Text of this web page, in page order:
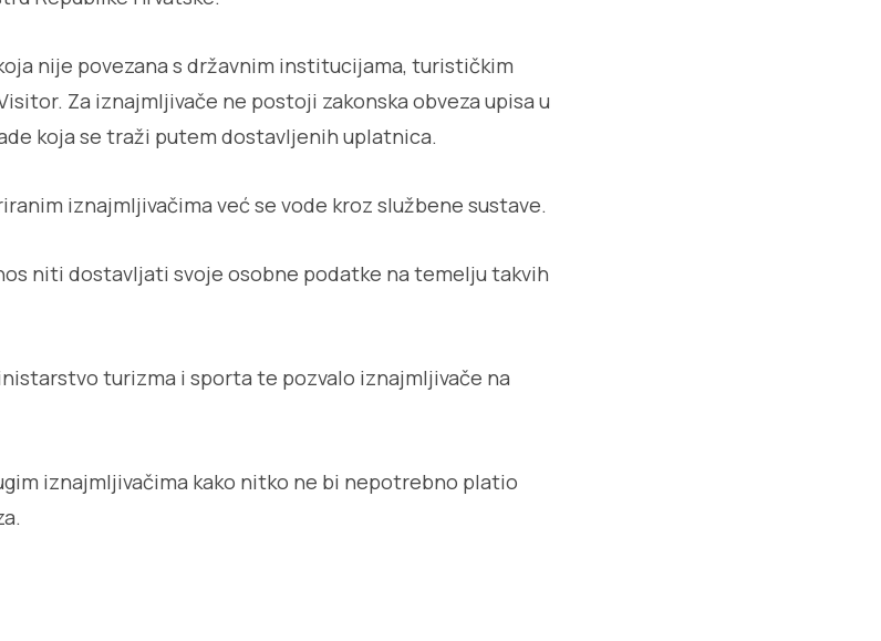
nije povezana s državnim institucijama, turističkim
Za iznajmljivače ne postoji zakonska obveza upisa u
koja se traži putem dostavljenih uplatnica.
iznajmljivačima već se vode kroz službene sustave.
niti dostavljati svoje osobne podatke na temelju takvih
turizma i sporta te pozvalo iznajmljivače na
iznajmljivačima kako nitko ne bi nepotrebno platio